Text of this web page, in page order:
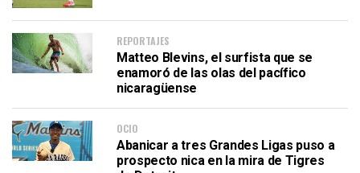
REPORTAJES
Matteo Blevins, el surfista que se
enamoró de las olas del pacífico
nicaragüense
OCIO
Abanicar a tres Grandes Ligas puso a
prospecto nica en la mira de Tigres